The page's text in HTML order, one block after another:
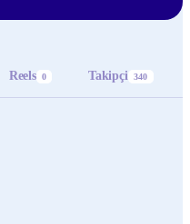
Reels 0 Takipçi 340